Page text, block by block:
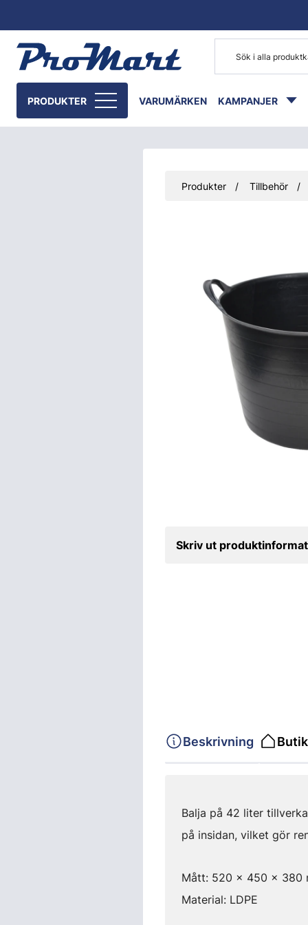
PRODUKTER VARUMÄRKEN KAMPANJER
Produkter Tillbehör
Skriv ut
Beskrivning
Balja på 42 liter
på insidan, vilket gör
Mått: 520 x 450 x 380
Material: LDPE